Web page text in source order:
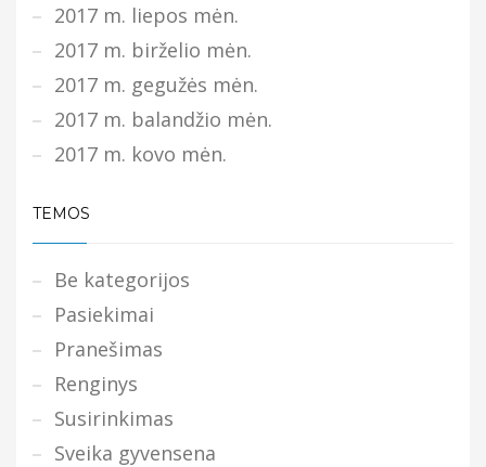
2017 m. liepos mėn.
2017 m. birželio mėn.
2017 m. gegužės mėn.
2017 m. balandžio mėn.
2017 m. kovo mėn.
TEMOS
Be kategorijos
Pasiekimai
Pranešimas
Renginys
Susirinkimas
Sveika gyvensena